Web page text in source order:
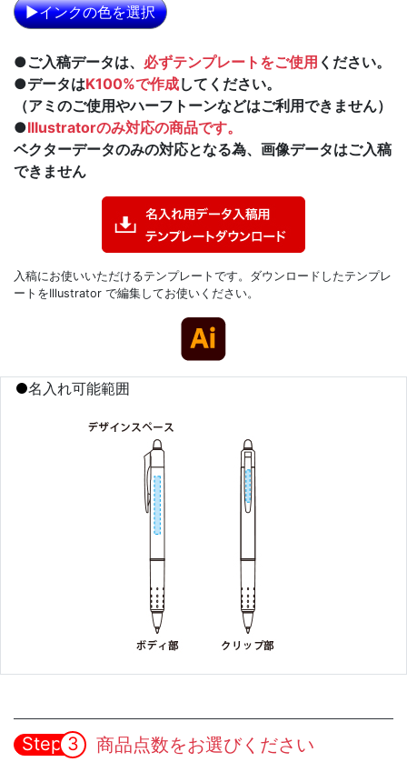
▶インクの色を選択
●ご入稿データは、 必ずテンプレートをご使用 ください。
●データはK100%で作成してください。
（アミのご使用やハーフトーンなどはご利用できません）
●Illustratorのみ対応の商品です。
ベクターデータのみの対応となる為、画像データはご入稿
できません
入稿にお使いいただけるテンプレートです。ダウンロードしたテンプレ
ートをIllustrator で編集してお使いください。
名入れ可能範囲
Step 3 商品点数をお選びください